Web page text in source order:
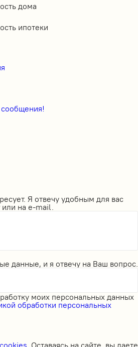
дома
ипотеки
Я отвечу удобным для вас
на e-mail.
данные, и я отвечу на Ваш вопрос.
моих персональных данных
обработки персональных
cookies . Оставаясь на сайте, вы даете